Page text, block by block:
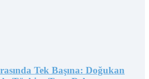
Tek Başına: Doğukan